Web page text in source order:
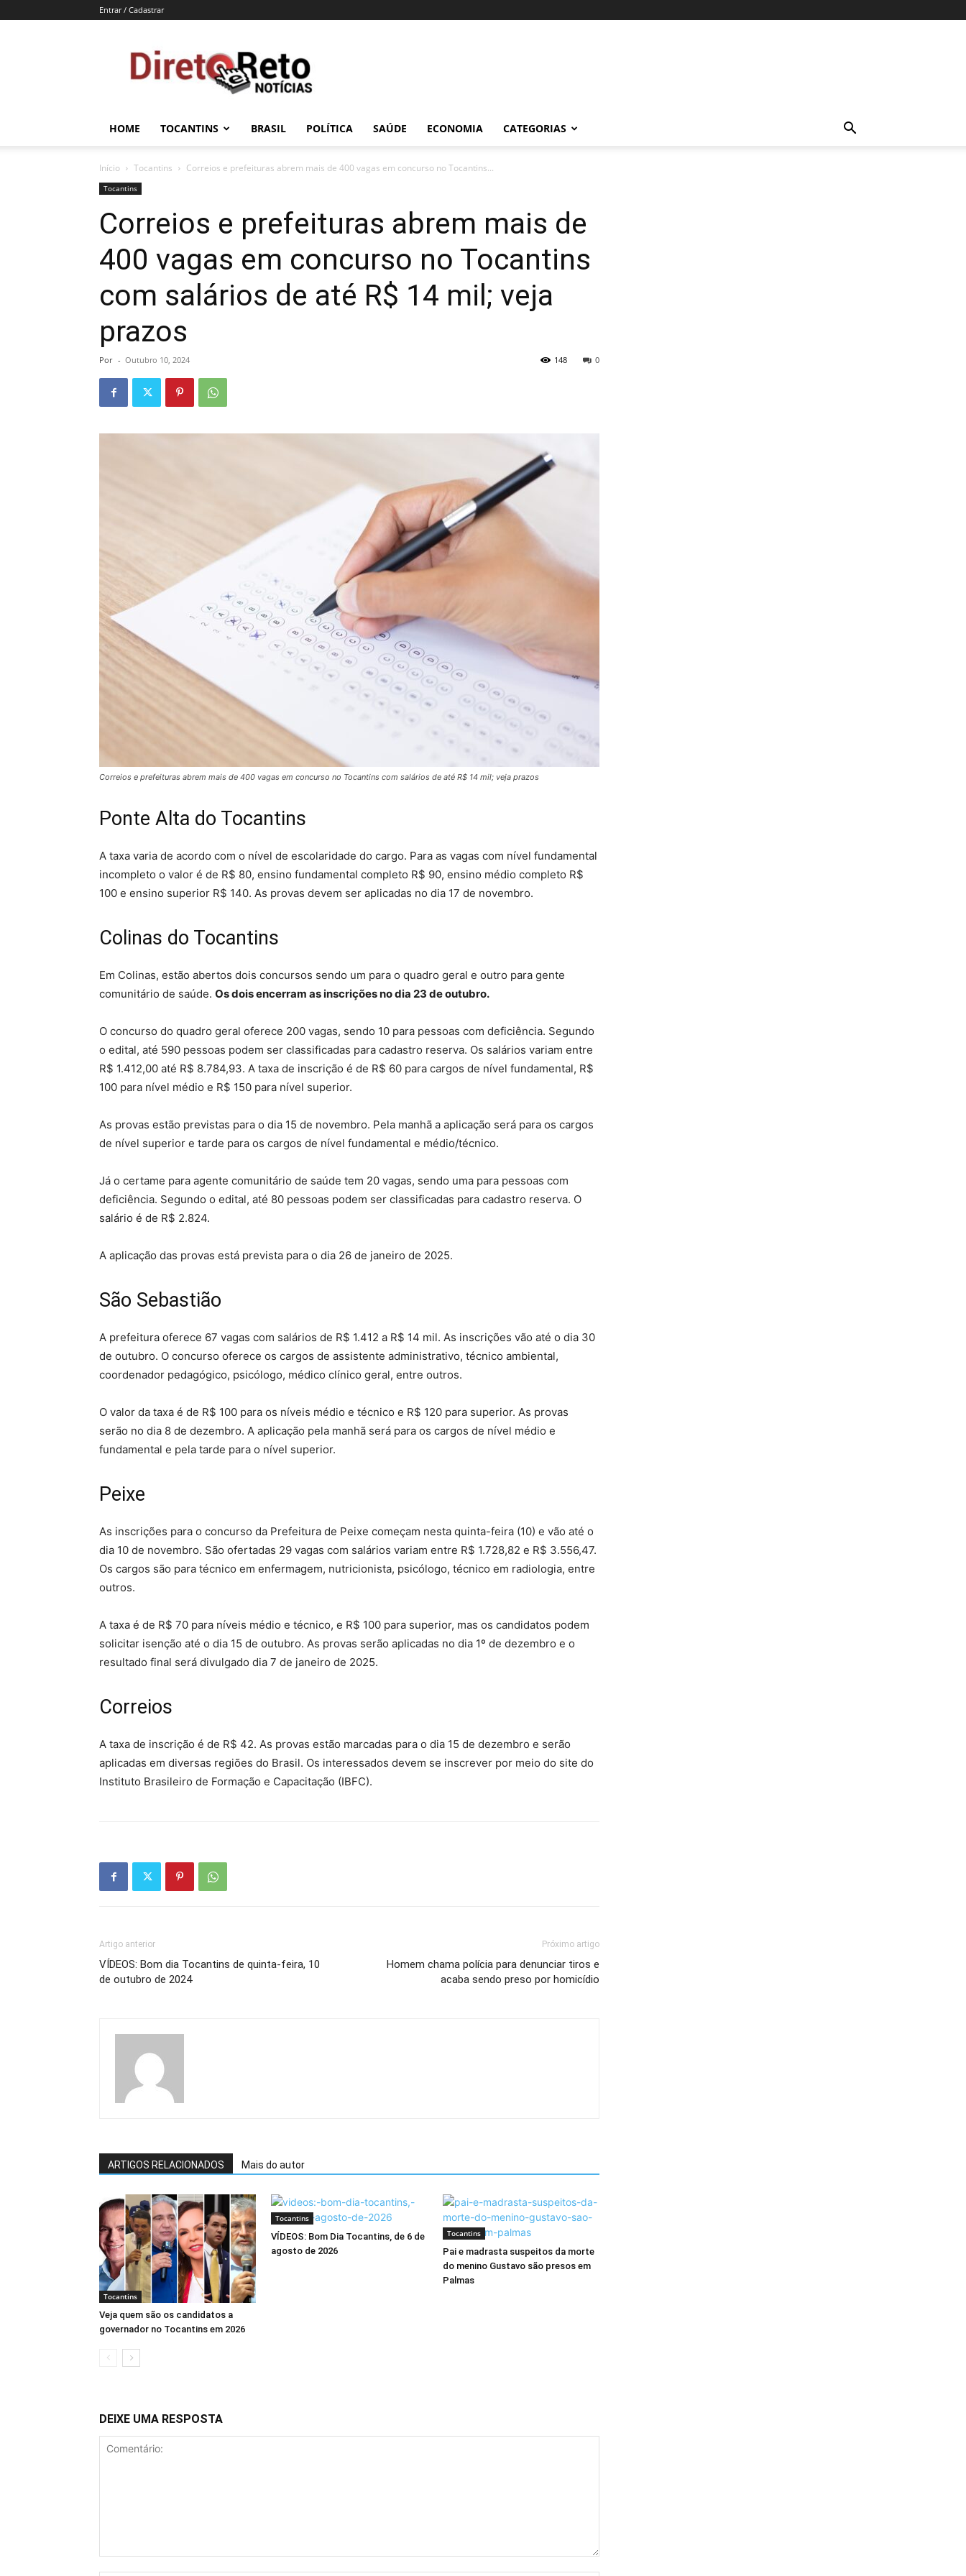
Entrar / Cadastrar
e
Reto
HOME TOCANTINS BRASIL POLÍTICA SAÚDE ECONOMIA CATEGORIAS
Início Tocantins Correios e prefeituras abrem mais de 400 vagas em concurso no Tocantins...
Tocantins
Correios e prefeituras abrem mais de
400 vagas em concurso no Tocantins
com salários de até R$ 14 mil; veja
prazos
Por - Outubro 10, 2024 0
148
Correios e prefeituras abrem mais de 400 vagas em concurso no Tocantins com salários de até R$ 14 mil; veja prazos
Ponte Alta do Tocantins
A taxa varia de acordo com o nível de escolaridade do cargo. Para as vagas com nível fundamental
incompleto o valor é de R$ 80, ensino fundamental completo R$ 90, ensino médio completo R$
100 e ensino superior R$ 140. As provas devem ser aplicadas no dia 17 de novembro.
Colinas do Tocantins
Em Colinas, estão abertos dois concursos sendo um para o quadro geral e outro para gente
comunitário de saúde. Os dois encerram as inscrições no dia 23 de outubro.
O concurso do quadro geral oferece 200 vagas, sendo 10 para pessoas com deficiência. Segundo
o edital, até 590 pessoas podem ser classificadas para cadastro reserva. Os salários variam entre
R$ 1.412,00 até R$ 8.784,93. A taxa de inscrição é de R$ 60 para cargos de nível fundamental, R$
100 para nível médio e R$ 150 para nível superior.
As provas estão previstas para o dia 15 de novembro. Pela manhã a aplicação será para os cargos
de nível superior e tarde para os cargos de nível fundamental e médio/técnico.
Já o certame para agente comunitário de saúde tem 20 vagas, sendo uma para pessoas com
deficiência. Segundo o edital, até 80 pessoas podem ser classificadas para cadastro reserva. O
salário é de R$ 2.824.
A aplicação das provas está prevista para o dia 26 de janeiro de 2025.
São Sebastião
A prefeitura oferece 67 vagas com salários de R$ 1.412 a R$ 14 mil. As inscrições vão até o dia 30
de outubro. O concurso oferece os cargos de assistente administrativo, técnico ambiental,
coordenador pedagógico, psicólogo, médico clínico geral, entre outros.
O valor da taxa é de R$ 100 para os níveis médio e técnico e R$ 120 para superior. As provas
serão no dia 8 de dezembro. A aplicação pela manhã será para os cargos de nível médio e
fundamental e pela tarde para o nível superior.
Peixe
As inscrições para o concurso da Prefeitura de Peixe começam nesta quinta-feira (10) e vão até o
dia 10 de novembro. São ofertadas 29 vagas com salários variam entre R$ 1.728,82 e R$ 3.556,47.
Os cargos são para técnico em enfermagem, nutricionista, psicólogo, técnico em radiologia, entre
outros.
A taxa é de R$ 70 para níveis médio e técnico, e R$ 100 para superior, mas os candidatos podem
solicitar isenção até o dia 15 de outubro. As provas serão aplicadas no dia 1º de dezembro e o
resultado final será divulgado dia 7 de janeiro de 2025.
Correios
A taxa de inscrição é de R$ 42. As provas estão marcadas para o dia 15 de dezembro e serão
aplicadas em diversas regiões do Brasil. Os interessados devem se inscrever por meio do site do
Instituto Brasileiro de Formação e Capacitação (IBFC).
Artigo anterior
VÍDEOS: Bom dia Tocantins de quinta-feira, 10
de outubro de 2024
Próximo artigo
Homem chama polícia para denunciar tiros e
acaba sendo preso por homicídio
ARTIGOS RELACIONADOS Mais do autor
Tocantins
Veja quem são os candidatos a
governador no Tocantins em 2026
Tocantins
VÍDEOS: Bom Dia Tocantins, de 6 de
agosto de 2026
Tocantins
Pai e madrasta suspeitos da morte
do menino Gustavo são presos em
Palmas
DEIXE UMA RESPOSTA